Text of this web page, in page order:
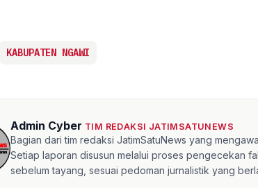
KABUPATEN NGAWI
Admin Cyber TIM REDAKSI JATIMSATUNEWS
Bagian dari tim redaksi JatimSatuNews yang
Setiap laporan disusun melalui proses pengecekan
sebelum tayang, sesuai pedoman jurnalistik yang